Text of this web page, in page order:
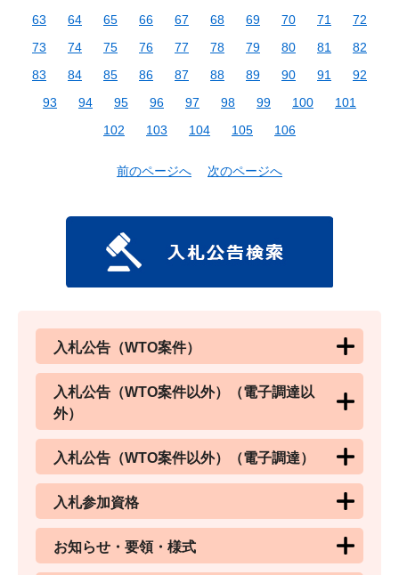
63
64 65 66 67 68 69 70 71
72
73
74 75 76 77 78 79 80 81
82
83
84 85 86 87 88 89 90 91
92
93
94 95 96 97 98 99 100
101
102
103 104 105 106
前のページへ 次のページへ
入札公告（WTO案件）
入札公告（WTO案件以外）（電子調達以
外）
入札公告（WTO案件以外）（電子調達）
入札参加資格
お知らせ・要領・様式